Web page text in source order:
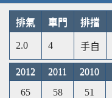
排氣 車門 排擋
2.0 4 手自
2012 2011 2010
65
58 51